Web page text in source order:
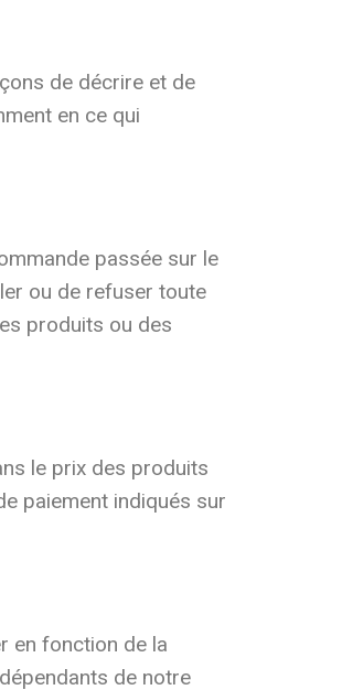
de décrire et de
en ce qui
passée sur le
ou de refuser toute
produits ou des
le prix des produits
paiement indiqués sur
en fonction de la
de notre